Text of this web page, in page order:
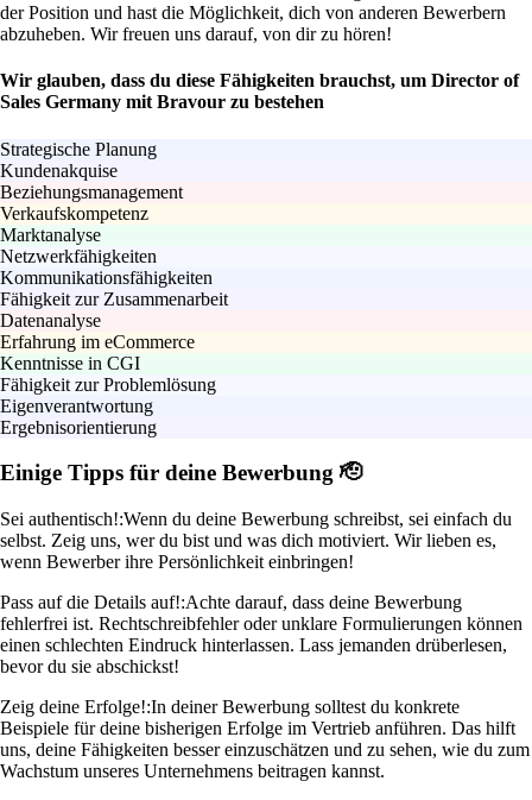
der Position und hast die Möglichkeit, dich von anderen Bewerbern
abzuheben. Wir freuen uns darauf, von dir zu hören!
Wir glauben, dass du diese Fähigkeiten brauchst, um Director of
Sales Germany mit Bravour zu bestehen
Strategische Planung
Kundenakquise
Beziehungsmanagement
Verkaufskompetenz
Marktanalyse
Netzwerkfähigkeiten
Kommunikationsfähigkeiten
Fähigkeit zur Zusammenarbeit
Datenanalyse
Erfahrung im eCommerce
Kenntnisse in CGI
Fähigkeit zur Problemlösung
Eigenverantwortung
Ergebnisorientierung
Einige Tipps für deine Bewerbung 🫡
Sei authentisch!:Wenn du deine Bewerbung schreibst, sei einfach du
selbst. Zeig uns, wer du bist und was dich motiviert. Wir lieben es,
wenn Bewerber ihre Persönlichkeit einbringen!
Pass auf die Details auf!:Achte darauf, dass deine Bewerbung
fehlerfrei ist. Rechtschreibfehler oder unklare Formulierungen können
einen schlechten Eindruck hinterlassen. Lass jemanden drüberlesen,
bevor du sie abschickst!
Zeig deine Erfolge!:In deiner Bewerbung solltest du konkrete
Beispiele für deine bisherigen Erfolge im Vertrieb anführen. Das hilft
uns, deine Fähigkeiten besser einzuschätzen und zu sehen, wie du zum
Wachstum unseres Unternehmens beitragen kannst.